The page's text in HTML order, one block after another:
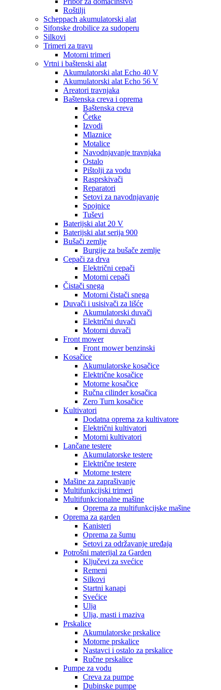
Roštilji
Scheppach akumulatorski alat
Sifonske drobilice za sudoperu
Silkovi
Trimeri za travu
Motorni trimeri
Vrtni i baštenski alat
Akumulatorski alat Echo 40 V
Akumulatorski alat Echo 56 V
Areatori travnjaka
Baštenska creva i oprema
Baštenska creva
Četke
Izvodi
Mlaznice
Motalice
Navodnjavanje travnjaka
Ostalo
Pištolji za vodu
Rasprskivači
Reparatori
Setovi za navodnjavanje
Spojnice
Tuševi
Baterijski alat 20 V
Baterijski alat serija 900
Bušači zemlje
Burgije za bušače zemlje
Cepači za drva
Električni cepači
Motorni cepači
Čistači snega
Motorni čistači snega
Duvači i usisivači za lišće
Akumulatorski duvači
Električni duvači
Motorni duvači
Front mower
Front mower benzinski
Kosačice
Akumulatorske kosačice
Električne kosačice
Motorne kosačice
Ručna cilinder kosačica
Zero Turn kosačice
Kultivatori
Dodatna oprema za kultivatore
Električni kultivatori
Motorni kultivatori
Lančane testere
Akumulatorske testere
Električne testere
Motorne testere
Mašine za zaprašivanje
Multifunkcijski trimeri
Multifunkcionalne mašine
Oprema za multifunkcijske mašine
Oprema za garden
Kanisteri
Oprema za šumu
Setovi za održavanje uređaja
Potrošni materijal za Garden
Ključevi za svećice
Remeni
Silkovi
Startni kanapi
Svećice
Ulja
Ulja, masti i maziva
Prskalice
Akumulatorske prskalice
Motorne prskalice
Nastavci i ostalo za prskalice
Ručne prskalice
Pumpe za vodu
Creva za pumpe
Dubinske pumpe